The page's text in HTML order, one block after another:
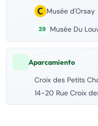
Musée d'Orsay
39 Musée Du
Aparcamiento
Croix des Petits
14-20 Rue Croix